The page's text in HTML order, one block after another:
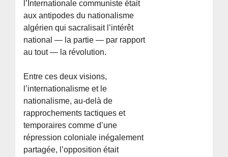
l’Internationale communiste était
aux antipodes du nationalisme
algérien qui sacralisait l’intérêt
national — la partie — par rapport
au tout — la révolution.
Entre ces deux visions,
l’internationalisme et le
nationalisme, au-delà de
rapprochements tactiques et
temporaires comme d’une
répression coloniale inégalement
partagée, l’opposition était